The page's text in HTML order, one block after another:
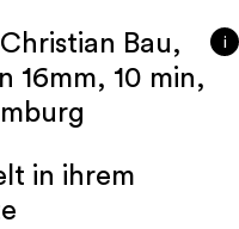
i
Bau,
16mm, 10 min,
in ihrem